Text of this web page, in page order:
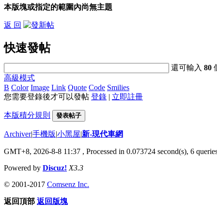
本版塊或指定的範圍內尚無主題
返 回
快速發帖
還可輸入80
高級模式
B Color Image Link Quote Code Smilies
您需要登錄後才可以發帖 登錄 | 立即註冊
本版積分規則 發表帖子
Archiver|手機版|小黑屋|新-現代車網
GMT+8, 2026-8-8 11:37 , Processed in 0.073724 second(s), 6
Powered by Discuz! X3.3
© 2001-2017 Comsenz Inc.
返回頂部 返回版塊